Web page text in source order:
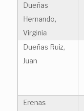
Dueñas
Hernando,
Virginia
Dueñas Ruiz,
Juan
Erenas